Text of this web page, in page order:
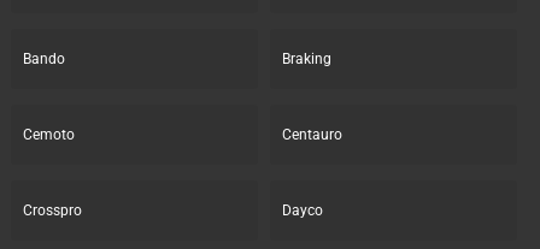
Bando Braking
Cemoto Centauro
Crosspro Dayco